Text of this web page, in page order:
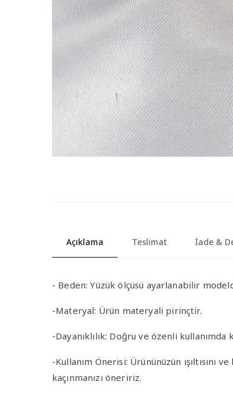
Açıklama Teslimat İade &
- Beden:Yüzük ölçüsü ayarlanabilir
-Materyal: Ürün materyali pirinçtir.
-Dayanıklılık: Doğru ve özenli kullanımda
-Kullanım Önerisi: Ürününüzün
kaçınmanızı öneririz.